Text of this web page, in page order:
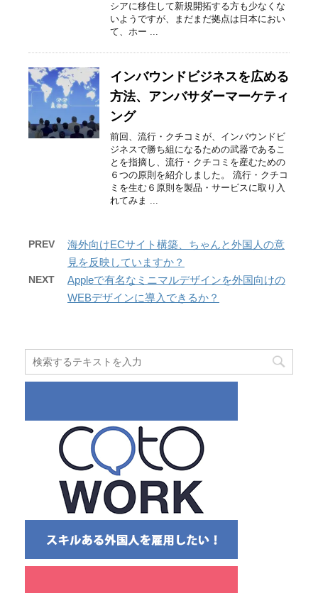
シアに移住して新規開拓する方も少なくな
いようですが、まだまだ拠点は日本におい
て、ホー ...
インバウンドビジネスを広める
方法、アンバサダーマーケティ
ング
前回、流行・クチコミが、インバウンドビ
ジネスで勝ち組になるための武器であるこ
とを指摘し、流行・クチコミを産むための
６つの原則を紹介しました。 流行・クチコ
ミを生む６原則を製品・サービスに取り入
れてみま ...
PREV
海外向けECサイト構築、ちゃんと外国人の意
見を反映していますか？
NEXT
Appleで有名なミニマルデザインを外国向けの
WEBデザインに導入できるか？